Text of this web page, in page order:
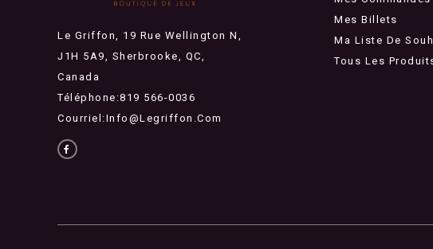
Le Griffon, 19 Rue Wellington N,
J1H 5A9, Sherbrooke, QC,
Canada
Téléphone:819 566-0036
Courriel:Info@legriffon.com
Mes Billets
Ma Liste De
Tous Les